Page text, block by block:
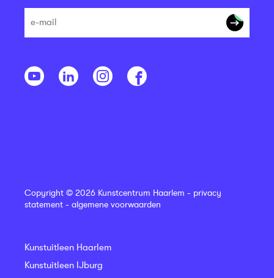
Copyright © 2026 Kunstcentrum Haarlem - privacy
statement - algemene voorwaarden
Kunstuitleen Haarlem
Kunstuitleen IJburg